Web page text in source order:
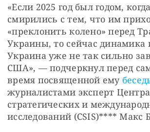
«Если 2025 год был годом,
смирились с тем, что им
«преклонить колено» перед
Украины, то сейчас
Украина уже не так сильно
США», — подчеркнул перед
время посвященной ему
журналистами эксперт Центра
стратегических и
исследований (CSIS)**** Макс